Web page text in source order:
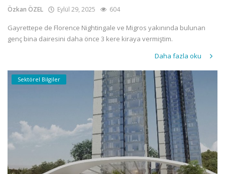
Özkan ÖZEL Eylül 29, 2025 604
Gayrettepe de Florence Nightingale ve Migros yakınında bulunan
genç bina dairesini daha önce 3 kere kiraya vermiştim.
Daha fazla oku
Sektörel Bilgiler